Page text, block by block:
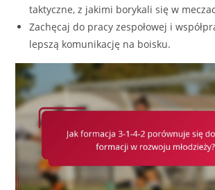
taktyczne, z jakimi borykali się w
Zachęcaj do pracy zespołowej i
lepszą komunikację na boisku.